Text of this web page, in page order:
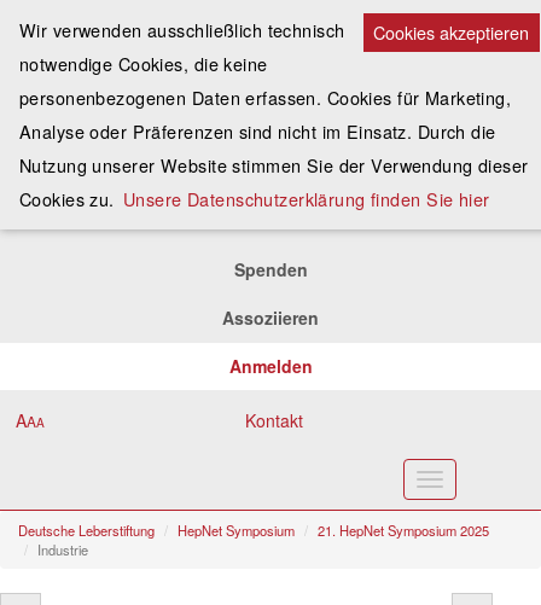
Spenden
Assoziieren
Anmelden
AAA Kontakt
Toggle
navigation
Deutsche Leberstiftung HepNet Symposium
21. HepNet Symposium 2025
Industrie
Cookies akzeptieren
Wir verwenden ausschließlich technisch
notwendige Cookies, die keine
personenbezogenen Daten erfassen. Cookies für Marketing,
Analyse oder Präferenzen sind nicht im Einsatz. Durch die
Nutzung unserer Website stimmen Sie der Verwendung dieser
Cookies zu. Unsere Datenschutzerklärung finden Sie hier